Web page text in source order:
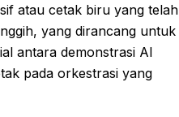
atau cetak biru yang telah
yang dirancang untuk
antara demonstrasi AI
pada orkestrasi yang